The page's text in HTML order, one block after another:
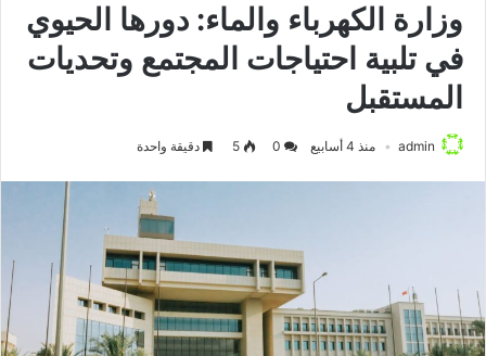
وزارة الكهرباء والماء: دورها الحيوي
في تلبية احتياجات المجتمع وتحديات
المستقبل
admin منذ 4 أسابيع 5 دقيقة واحدة